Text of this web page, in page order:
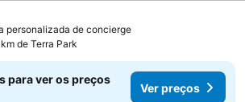
personalizada de conciergeVer preços
de Terra Park
para ver os preços
Ver preços